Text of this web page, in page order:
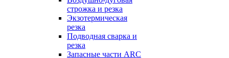
строжка и резка
Экзотермическая
резка
Подводная сварка и
резка
Запасные части ARC